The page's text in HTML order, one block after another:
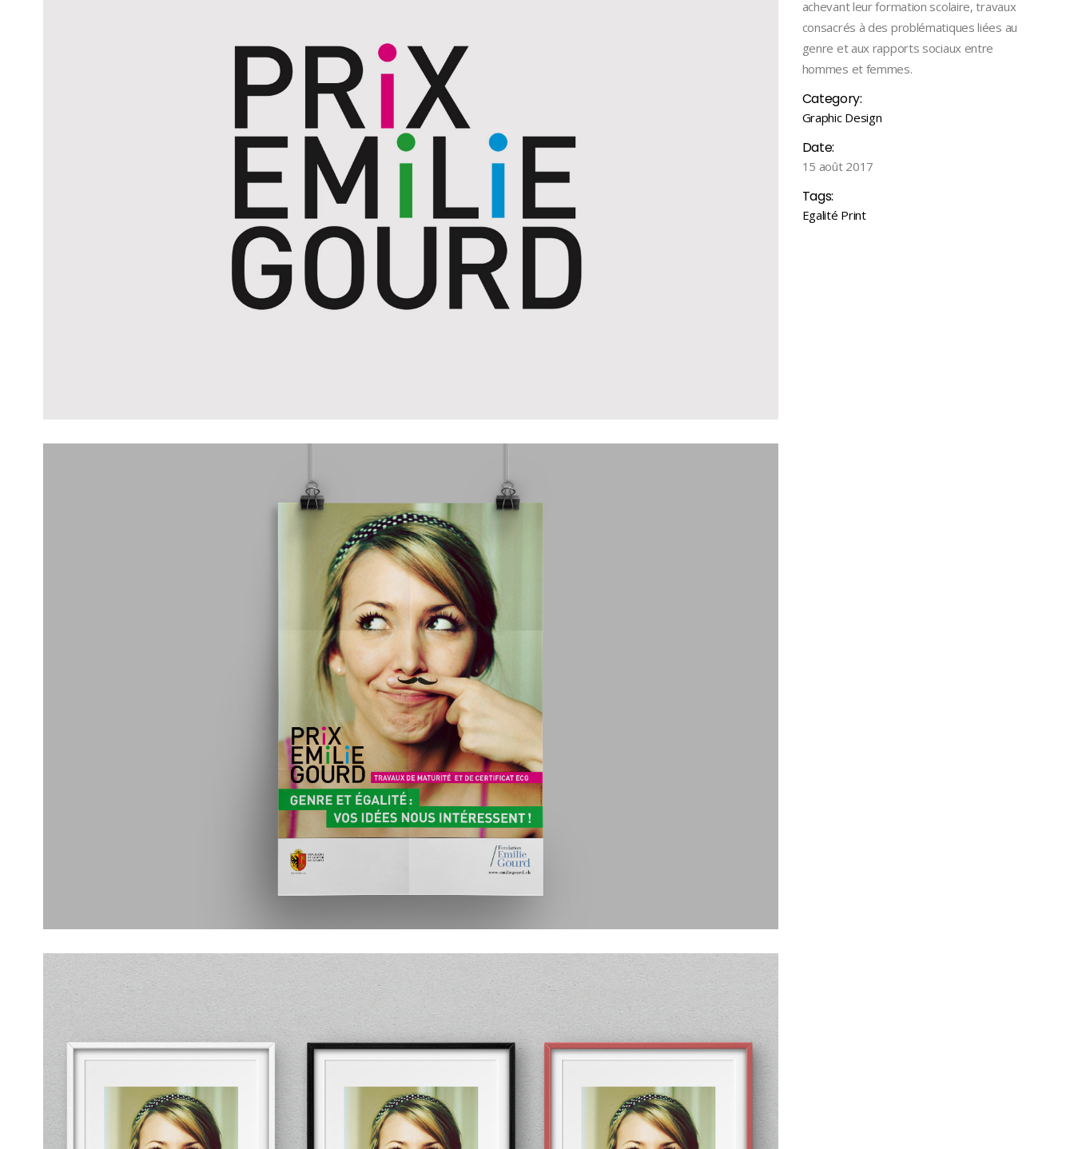
achevant leur formation scolaire, travaux
consacrés à des problématiques liées au
genre et aux rapports sociaux entre
hommes et femmes.
Category:
Graphic Design
Date:
15 août 2017
Tags:
Egalité Print